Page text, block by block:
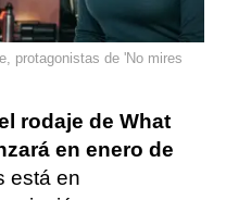
protagonistas de 'No mires
rodaje de What
en enero de
está en